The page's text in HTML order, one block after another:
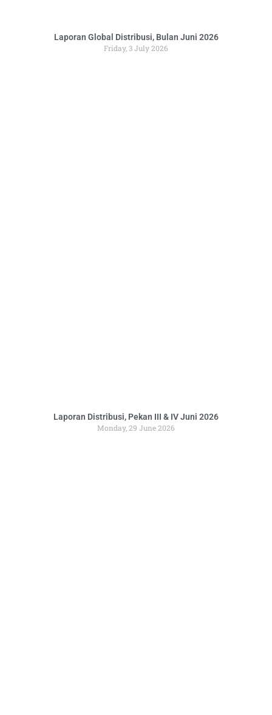
Laporan Global Distribusi, Bulan Juni 2026
Friday, 3 July 2026
Laporan Distribusi, Pekan III & IV Juni 2026
Monday, 29 June 2026